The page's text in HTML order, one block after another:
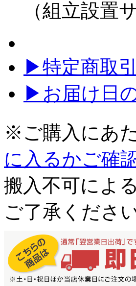
（組立設置
▶特定商取
▶お届け日
※ご購入にあ
に入るかご確
搬入不可によ
ご了承ください